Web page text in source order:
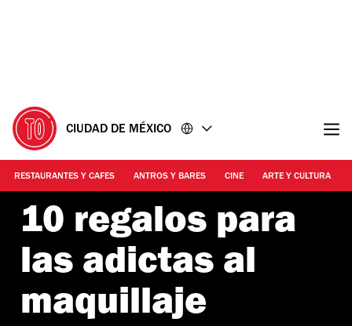
CIUDAD DE MÉXICO
RESTAURANTES Y CAFES ANTROS Y BARES CINE ARTE Y CULTURA
10 regalos para
las adictas al
maquillaje